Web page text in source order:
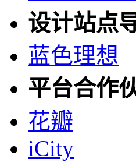
设计站点
蓝色理想
平台合作
花瓣
iCity